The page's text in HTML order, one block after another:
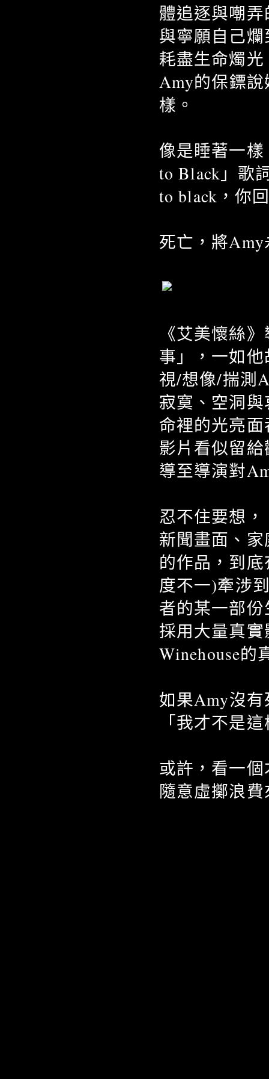
體追逐與嘲
與寧願自己
耗盡生命燭光
Amy的保鏢
樣。
像是睡著一
to Black」歌
to black，你
死亡，將
《艾美懷絲
事」，一如
視/想像/揣測
寂寞、空洞
命裡的光亮
影片看似留
導至導演對
忍不住要想
新聞畫面、
的作品，到
度不一)牽涉
者的某一部
採用大量真
Winehouse的
如果Amy沒
「我才不是
或許，看一
隨意虛擲浪